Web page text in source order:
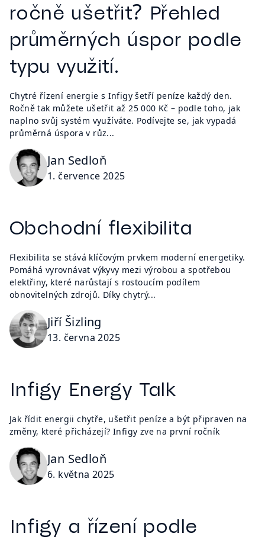
ročně ušetřit? Přehled
průměrných úspor podle
typu využití.
Chytré řízení energie s Infigy šetří peníze každý den.
Ročně tak můžete ušetřit až 25 000 Kč – podle toho, jak
naplno svůj systém využíváte. Podívejte se, jak vypadá
průměrná úspora v růz...
Jan Sedloň
1. července 2025
Obchodní flexibilita
Flexibilita se stává klíčovým prvkem moderní energetiky.
Pomáhá vyrovnávat výkyvy mezi výrobou a spotřebou
elektřiny, které narůstají s rostoucím podílem
obnovitelných zdrojů. Díky chytrý...
Jiří Šizling
13. června 2025
Infigy Energy Talk
Jak řídit energii chytře, ušetřit peníze a být připraven na
změny, které přicházejí? Infigy zve na první ročník
Jan Sedloň
6. května 2025
Infigy a řízení podle